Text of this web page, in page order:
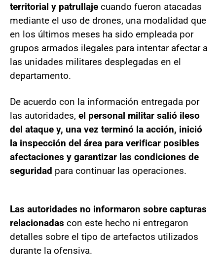
territorial y patrullaje cuando fueron atacadas
mediante el uso de drones, una modalidad que
en los últimos meses ha sido empleada por
grupos armados ilegales para intentar afectar a
las unidades militares desplegadas en el
departamento.
De acuerdo con la información entregada por
las autoridades, el personal militar salió ileso
del ataque y, una vez terminó la acción, inició
la inspección del área para verificar posibles
afectaciones y garantizar las condiciones de
seguridad para continuar las operaciones.
Las autoridades no informaron sobre capturas
relacionadas con este hecho ni entregaron
detalles sobre el tipo de artefactos utilizados
durante la ofensiva.